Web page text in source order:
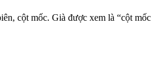
cột mốc. Già được xem là “cột mốc